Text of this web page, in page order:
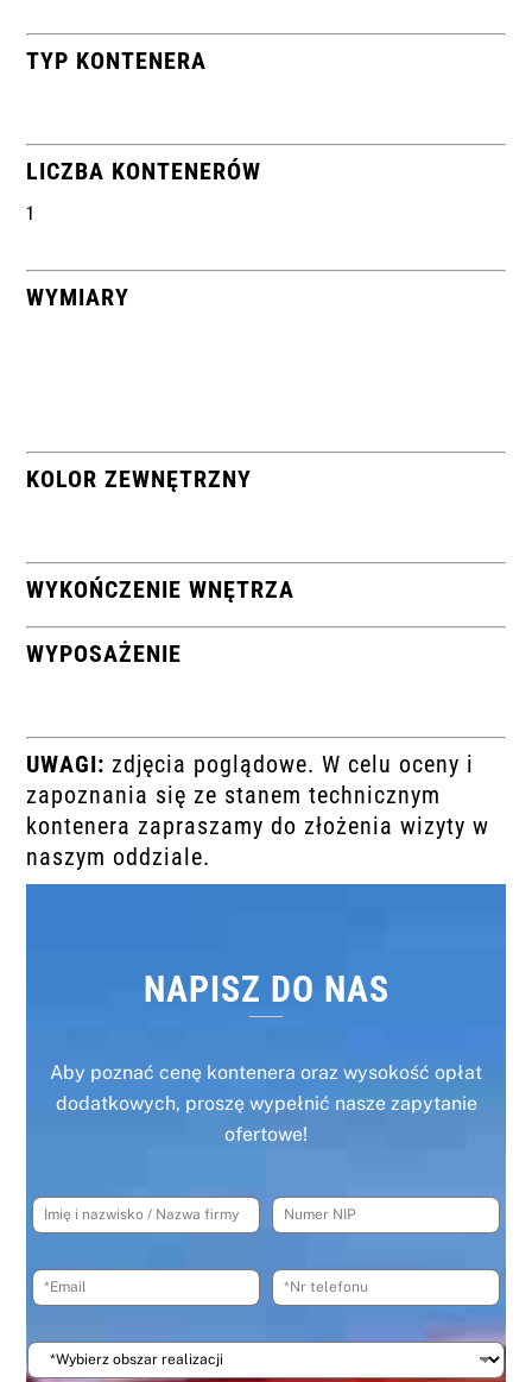
TYP KONTENERA
LICZBA KONTENERÓW
1
WYMIARY
KOLOR ZEWNĘTRZNY
WYKOŃCZENIE WNĘTRZA
WYPOSAŻENIE
UWAGI: zdjęcia poglądowe. W celu oceny i
zapoznania się ze stanem technicznym
kontenera zapraszamy do złożenia wizyty w
naszym oddziale.
NAPISZ DO NAS
Aby poznać cenę kontenera oraz wysokość opłat
dodatkowych, proszę wypełnić nasze zapytanie
ofertowe!
I
m
ę
n
z
N
u
e
N
P
E
m
i
*
N
r
e
e
W
y